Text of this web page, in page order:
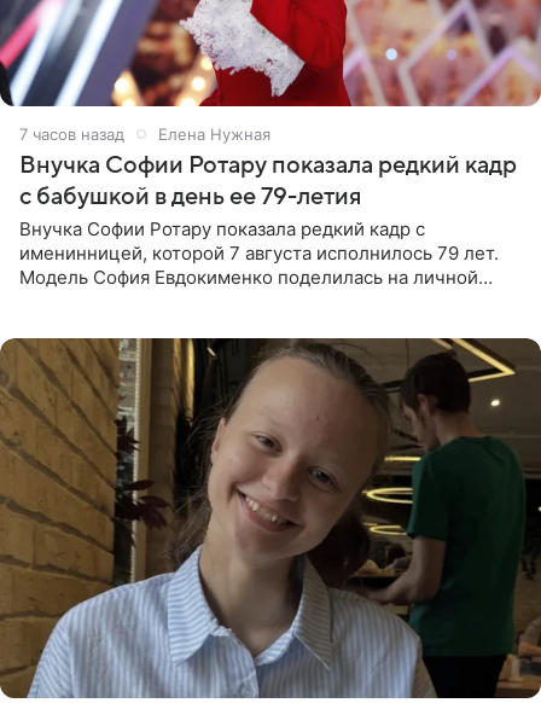
7 часов назад Елена Нужная
Внучка Софии Ротару показала редкий кадр
с бабушкой в день ее 79-летия
Внучка Софии Ротару показала редкий кадр с
именинницей, которой 7 августа исполнилось 79 лет.
Модель София Евдокименко поделилась на личной